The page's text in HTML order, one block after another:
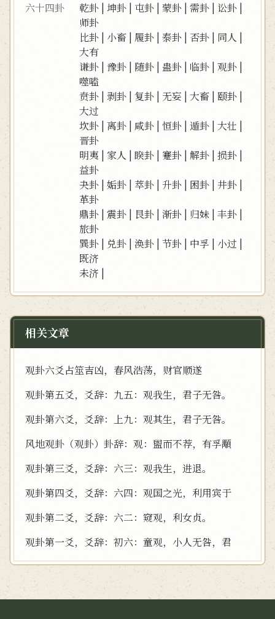
六十四卦
乾卦 | 坤卦 | 屯卦 |蒙卦 |需卦 | 讼卦 |
师卦
比卦 | 小畜 | 履卦 |泰卦 | 否卦 | 同人 |
大有
谦卦 |豫卦 | 随卦 | 蛊卦 | 临卦 |观卦 |
噬嗑
贲卦 | 剥卦 | 复卦 | 无妄 |大畜 | 颐卦 |
大过
坎卦 |离卦 | 咸卦 |恒卦 |遁卦 |大壮 |
晋卦
明夷 |家人 |睽卦 | 蹇卦 |解卦 |损卦 |
益卦
夬卦 |姤卦 | 萃卦 |升卦 | 困卦 |井卦 |
革卦
鼎卦 |震卦 | 艮卦 |渐卦 | 归妹 |丰卦 |
旅卦
巽卦 | 兑卦 |涣卦 |节卦 | 中孚 | 小过 |
既济
未济 |
相关文章
观卦六爻占筮吉凶，春风浩荡，财官顺遂
观卦第五爻，爻辞：九五：观我生，君子无咎。
观卦第六爻，爻辞：上九：观其生，君子无咎。
风地观卦（观卦）卦辞：观：盥而不荐，有孚顒
观卦第三爻，爻辞：六三：观我生，进退。
观卦第四爻，爻辞：六四：观国之光，利用宾于
观卦第二爻，爻辞：六二：窥观，利女贞。
观卦第一爻，爻辞：初六：童观，小人无咎，君